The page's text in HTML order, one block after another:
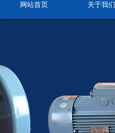
网站首页 关于我们